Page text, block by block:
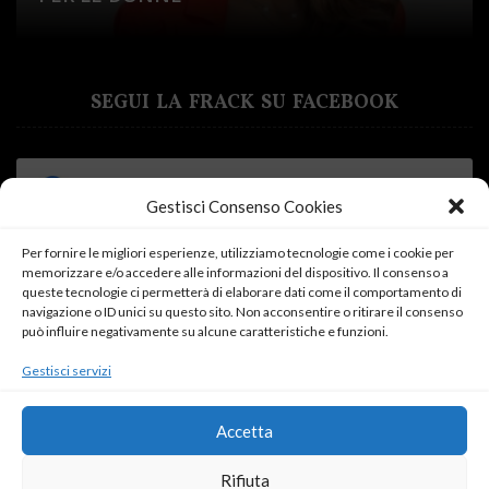
Gestisci Consenso Cookies
Per fornire le migliori esperienze, utilizziamo tecnologie come i cookie per
memorizzare e/o accedere alle informazioni del dispositivo. Il consenso a
queste tecnologie ci permetterà di elaborare dati come il comportamento di
navigazione o ID unici su questo sito. Non acconsentire o ritirare il consenso
può influire negativamente su alcune caratteristiche e funzioni.
Gestisci servizi
Accetta
Rifiuta
SEGUI LA FRACK SU FACEBOOK
Fai clic su "Accetto" per abilitare Facebook
Cookie Policy